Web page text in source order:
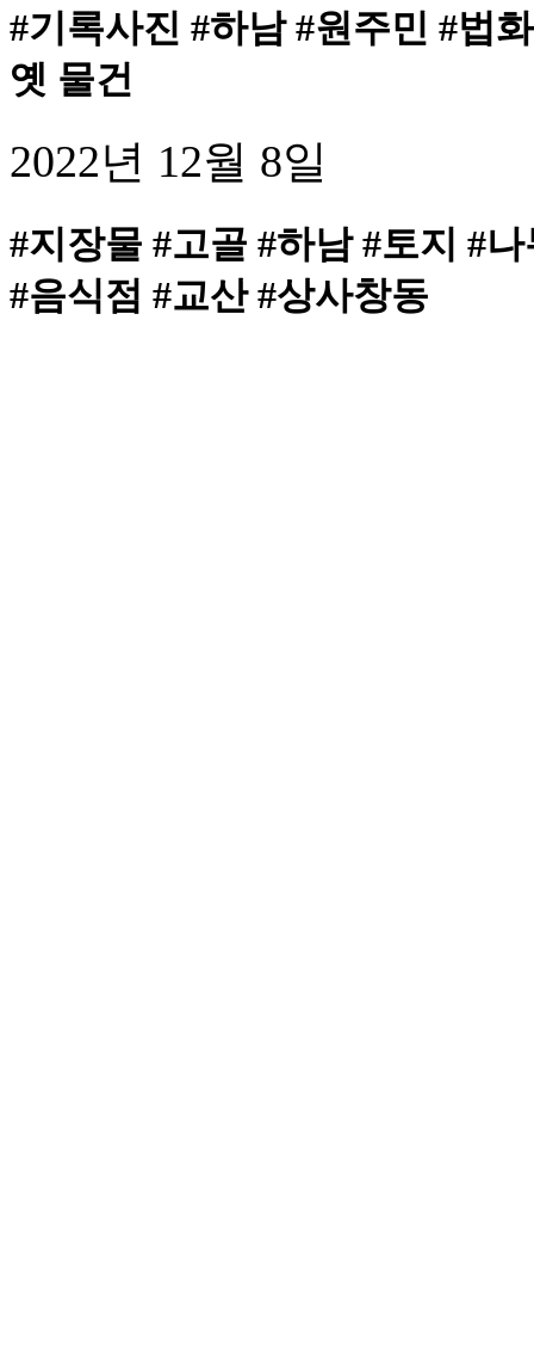
#기록사진 #하남 #원주민 #법
옛 물건
2022년 12월 8일
#지장물 #고골 #하남 #토지 #
#음식점 #교산 #상사창동